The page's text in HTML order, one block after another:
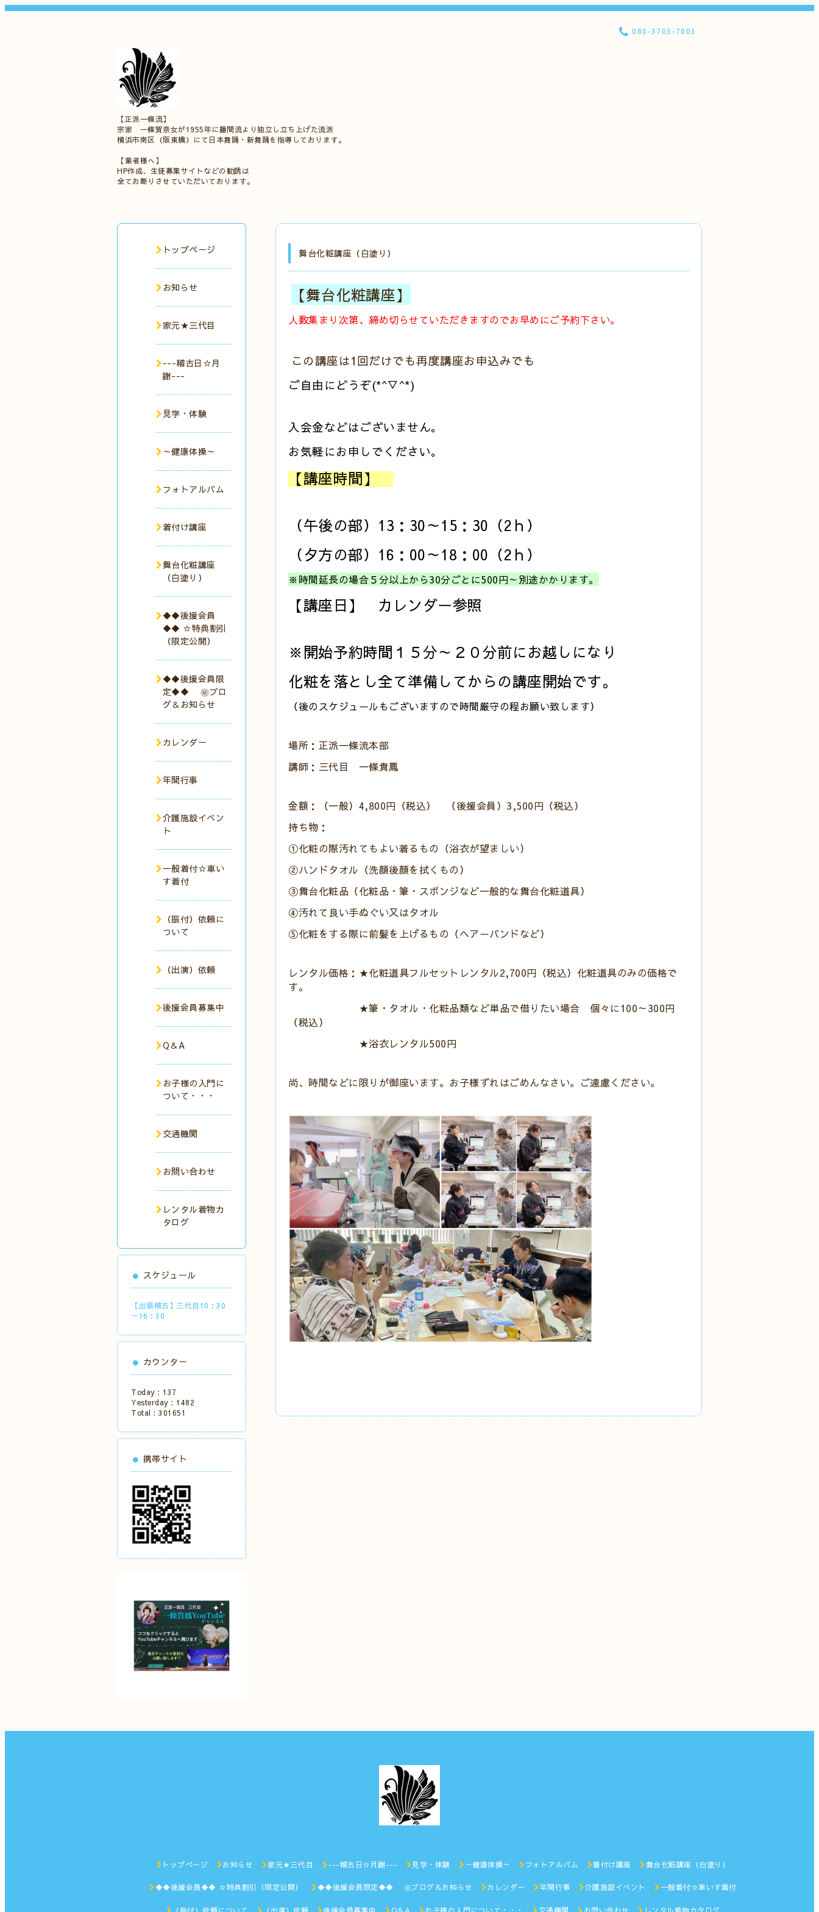
【正派一條流】
宗家 一條賀奈女が1955年に藤間流より独立し立ち上げた流派
横浜市南区（阪東橋）にて日本舞踊・新舞踊を指導しております。
【業者様へ】
HP作成、生徒募集サイトなどの勧誘は
全てお断りさせていただいております。
080-3703-7003
舞台化粧講座（白塗り）
【舞台化粧講座】
人数集まり次第、締め切らせていただきますのでお早めにご予約下さい。
この講座は1回だけでも再度講座お申込みでも
ご自由にどうぞ(*^▽^*)
入会金などはございません。
お気軽にお申しでください。
【講座時間】
（午後の部）13：30～15：30（2ｈ）
（夕方の部）16：00～18：00（2ｈ）
※時間延長の場合５分以上から30分ごとに500円～別途かかります。
【講座日】 カレンダー参照
※開始予約時間１５分～２０分前にお越しになり
化粧を落とし全て準備してからの講座開始です。
（後のスケジュールもございますので時間厳守の程お願い致します）
場所：正派一條流本部
講師：三代目 一條貴鳳
金額：（一般）4,800円（税込） （後援会員）3,500円（税込）
持ち物：
①化粧の際汚れてもよい着るもの（浴衣が望ましい）
②ハンドタオル（洗顔後顔を拭くもの）
③舞台化粧品（化粧品・筆・スポンジなど一般的な舞台化粧道具）
④汚れて良い手ぬぐい又はタオル
⑤化粧をする際に前髪を上げるもの（ヘアーバンドなど）
レンタル価格：★化粧道具フルセットレンタル2,700円（税込）化粧道具のみの価格で
す。
★筆・タオル・化粧品類など単品で借りたい場合 個々に100～300円
（税込）
★浴衣レンタル500円
尚、時間などに限りが御座います。お子様ずれはごめんなさい。ご遠慮ください。
トップページ
お知らせ
家元★三代目
---稽古日☆月
謝---
見学・体験
～健康体操～
フォトアルバム
着付け講座
舞台化粧講座
（白塗り）
◆◆後援会員
◆◆ ☆特典割引
（限定公開）
◆◆後援会員限
定◆◆ ㊙︎ブロ
グ＆お知らせ
カレンダー
年間行事
介護施設イベン
ト
一般着付☆車い
す着付
（振付）依頼に
ついて
（出演）依頼
後援会員募集中
Q＆A
お子様の入門に
ついて・・・
交通機関
お問い合わせ
レンタル着物カ
タログ
スケジュール
【出張稽古】三代目10：30
～16：30
カウンター
Today : 137
Yesterday : 1482
Total : 301651
携帯サイト
トップページ お知らせ 家元★三代目 ---稽古日☆月謝--- 見学・体験 ～健康体操～ フォトアルバム 着付け講座 舞台化粧講座（白塗り）
◆◆後援会員◆◆ ☆特典割引（限定公開） ◆◆後援会員限定◆◆ ㊙︎ブログ＆お知らせ カレンダー 年間行事 介護施設イベント 一般着付☆車いす着付